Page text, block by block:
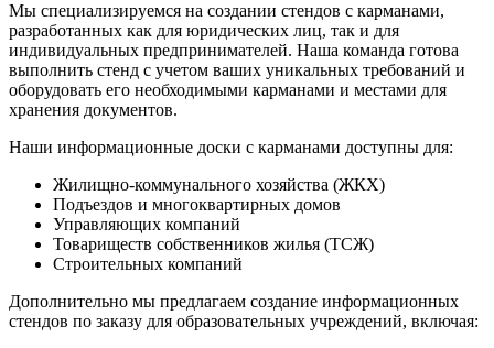
Мы специализируемся на создании стендов с карманами,
разработанных как для юридических лиц, так и для
индивидуальных предпринимателей. Наша команда готова
выполнить стенд с учетом ваших уникальных требований и
оборудовать его необходимыми карманами и местами для
хранения документов.
Наши информационные доски с карманами доступны для:
Жилищно-коммунального хозяйства (ЖКХ)
Подъездов и многоквартирных домов
Управляющих компаний
Товариществ собственников жилья (ТСЖ)
Строительных компаний
Дополнительно мы предлагаем создание информационных
стендов по заказу для образовательных учреждений, включая: